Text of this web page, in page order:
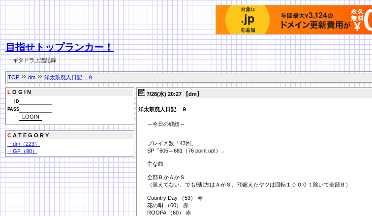
目指せトップランカー！
ギタドラ上達記録
TOP
dm 洋太鼓廃人日記 ９
L O G I N
ID
PASS
C A T E G O R Y
・dm（223）
・GF（90）
7/28(水) 20:27 【dm】
洋太鼓廃人日記 ９
～今日の戦績～
プレイ回数「43回」
SP「605→681（76 point up!）」
主な曲
全部ＢかＡかＳ
（覚えてない、でも9割方はＡかＳ、70超えたヤツは回転１０００ｔ除いて全部Ｂ）
Country Day （53） 赤
花の唄 （60） 赤
ROOPA （60） 赤